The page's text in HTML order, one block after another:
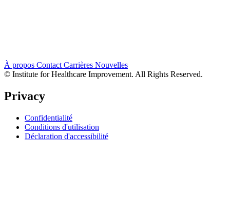
À propos Contact Carrières Nouvelles
© Institute for Healthcare Improvement. All Rights Reserved.
Privacy
Confidentialité
Conditions d'utilisation
Déclaration d'accessibilité